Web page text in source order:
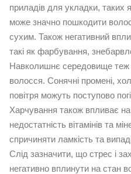
приладів для укладки, таких
може значно пошкодити
сухим. Також негативний
такі як фарбування,
Навколишнє середовище теж
волосся. Сонячні промені,
повітря можуть поступово
Харчування також впливає
недостатність вітамінів та
спричиняти ламкість та
Слід зазначити, що стрес і
негативно вплинути на стан